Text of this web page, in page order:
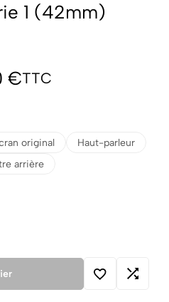
1 (42mm)
€TTC
original
Haut-parleur
arrière